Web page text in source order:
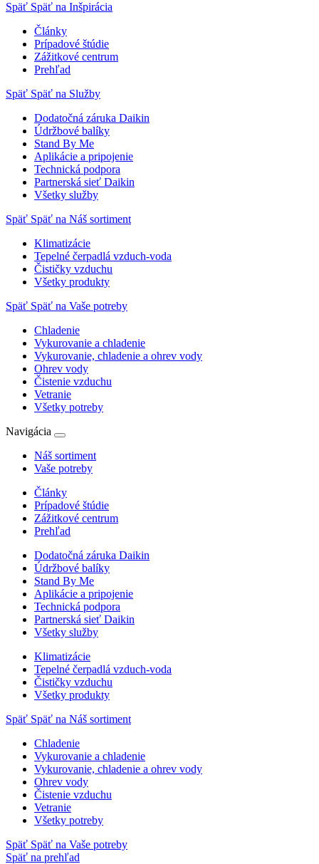
Späť Späť na Inšpirácia
Články
Prípadové štúdie
Zážitkové centrum
Prehľad
Späť Späť na Služby
Dodatočná záruka Daikin
Údržbové balíky
Stand By Me
Aplikácie a pripojenie
Technická podpora
Partnerská sieť Daikin
Všetky služby
Späť Späť na Náš sortiment
Klimatizácie
Tepelné čerpadlá vzduch-voda
Čističky vzduchu
Všetky produkty
Späť Späť na Vaše potreby
Chladenie
Vykurovanie a chladenie
Vykurovanie, chladenie a ohrev vody
Ohrev vody
Čistenie vzduchu
Vetranie
Všetky potreby
Navigácia
Náš sortiment
Vaše potreby
Články
Prípadové štúdie
Zážitkové centrum
Prehľad
Dodatočná záruka Daikin
Údržbové balíky
Stand By Me
Aplikácie a pripojenie
Technická podpora
Partnerská sieť Daikin
Všetky služby
Klimatizácie
Tepelné čerpadlá vzduch-voda
Čističky vzduchu
Všetky produkty
Späť Späť na Náš sortiment
Chladenie
Vykurovanie a chladenie
Vykurovanie, chladenie a ohrev vody
Ohrev vody
Čistenie vzduchu
Vetranie
Všetky potreby
Späť Späť na Vaše potreby
Späť na prehľad